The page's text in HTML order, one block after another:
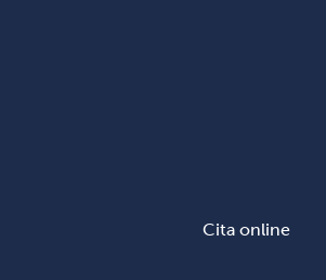
Cita online